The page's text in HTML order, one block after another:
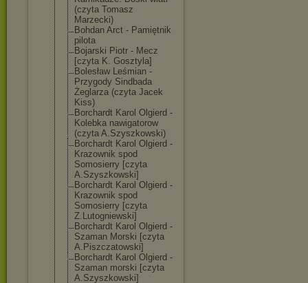
(czyta Tomasz
Marzecki)
Bohdan Arct - Pamiętnik
pilota
Bojarski Piotr - Mecz
[czyta K. Gosztyla]
Bolesław Leśmian -
Przygody Sindbada
Żeglarza (czyta Jacek
Kiss)
Borchardt Karol Olgierd -
Kolebka nawigatorow
(czyta A.Szyszkowski)
Borchardt Karol Olgierd -
Krazownik spod
Somosierry [czyta
A.Szyszkowski]
Borchardt Karol Olgierd -
Krazownik spod
Somosierry [czyta
Z.Lutogniewski]
Borchardt Karol Olgierd -
Szaman Morski [czyta
A.Piszczatowski]
Borchardt Karol Olgierd -
Szaman morski [czyta
A.Szyszkowski]